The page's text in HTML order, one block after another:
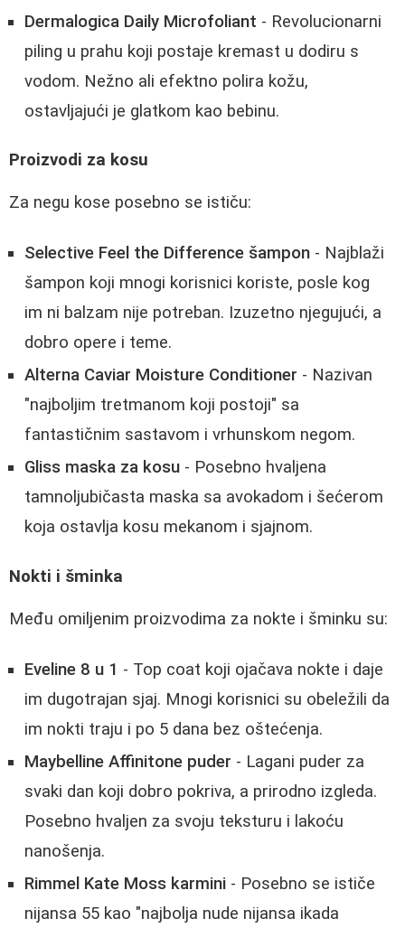
Dermalogica Daily Microfoliant - Revolucionarni
piling u prahu koji postaje kremast u dodiru s
vodom. Nežno ali efektno polira kožu,
ostavljajući je glatkom kao bebinu.
Proizvodi za kosu
Za negu kose posebno se ističu:
Selective Feel the Difference šampon - Najblaži
šampon koji mnogi korisnici koriste, posle kog
im ni balzam nije potreban. Izuzetno njegujući, a
dobro opere i teme.
Alterna Caviar Moisture Conditioner - Nazivan
"najboljim tretmanom koji postoji" sa
fantastičnim sastavom i vrhunskom negom.
Gliss maska za kosu - Posebno hvaljena
tamnoljubičasta maska sa avokadom i šećerom
koja ostavlja kosu mekanom i sjajnom.
Nokti i šminka
Među omiljenim proizvodima za nokte i šminku su:
Eveline 8 u 1 - Top coat koji ojačava nokte i daje
im dugotrajan sjaj. Mnogi korisnici su obeležili da
im nokti traju i po 5 dana bez oštećenja.
Maybelline Affinitone puder - Lagani puder za
svaki dan koji dobro pokriva, a prirodno izgleda.
Posebno hvaljen za svoju teksturu i lakoću
nanošenja.
Rimmel Kate Moss karmini - Posebno se ističe
nijansa 55 kao "najbolja nude nijansa ikada